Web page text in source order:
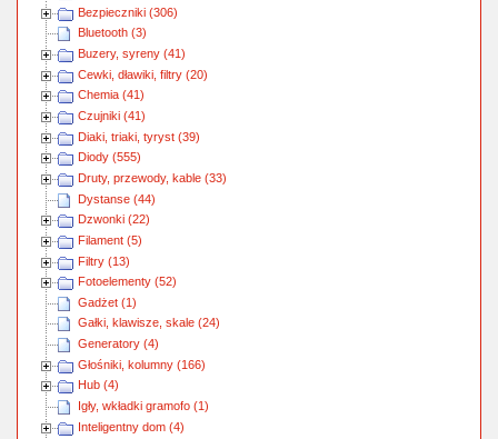
Bezpieczniki (306)
Bluetooth (3)
Buzery, syreny (41)
Cewki, dławiki, filtry (20)
Chemia (41)
Czujniki (41)
Diaki, triaki, tyryst (39)
Diody (555)
Druty, przewody, kable (33)
Dystanse (44)
Dzwonki (22)
Filament (5)
Filtry (13)
Fotoelementy (52)
Gadżet (1)
Gałki, klawisze, skale (24)
Generatory (4)
Głośniki, kolumny (166)
Hub (4)
Igły, wkładki gramofo (1)
Inteligentny dom (4)